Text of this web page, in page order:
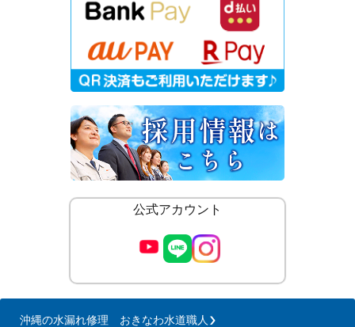
公式アカウント
沖縄の水漏れ修理 おきなわ水道職人